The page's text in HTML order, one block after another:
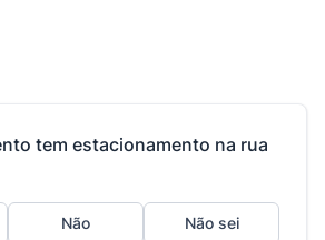
tem estacionamento na rua
Não Não sei